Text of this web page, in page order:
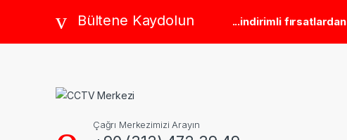
Brands CarouselBültene Kaydolun ...indirimli fırsatlardan
Çağrı Merkezimizi Arayın